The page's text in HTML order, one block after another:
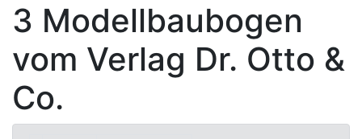
3 Modellbaubogen
vom Verlag Dr. Otto &
Co.